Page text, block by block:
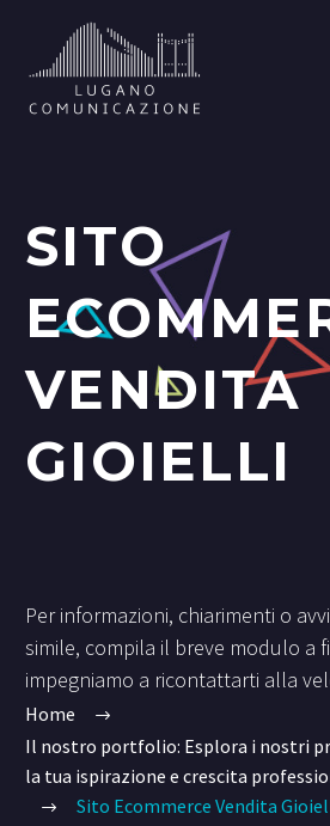
SITO
VENDITA
GIOIELLI
Per informazioni, chiarimenti o
simile, compila il breve modulo a
impegniamo a ricontattarti alla
Home
Il nostro portfolio: Esplora i nostri
la tua ispirazione e crescita
Sito Ecommerce Vendita